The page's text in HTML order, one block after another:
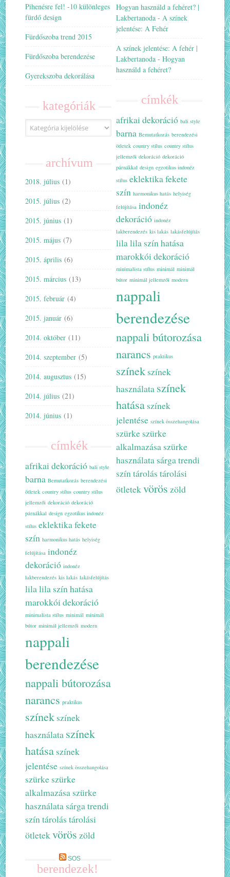
Pihenésre fel! -10 különleges
fürdő design
Fürdőszoba trend 2015
Fürdőszoba berendezése
Gyerekszoba dekorálása
kategóriák
Kategóriák
archívum
2018. július (1)
2015. július (2)
2015. június (1)
2015. május (7)
2015. április (6)
2015. március (13)
2015. február (4)
2015. január (6)
2014. október (11)
2014. szeptember (5)
2014. augusztus (15)
2014. július (21)
2014. június (1)
címkék
afrikai dekoráció bali style
barna Bemutatkozás berendezési
ötletek country stílus country stílus
jellemzői dekoráció dekoráció
párnákkal design egzotikus indonéz
stílus eklektikafekete
szín harmonikus hatás helyiség
felújítása indonéz
dekoráció indonéz
lakberendezés kis lakás lakásfelújítás
lilalila szín hatása
marokkói dekoráció
minimalista stílus minimál minimál
bútor minimál jellemzői modern
nappali
berendezése
nappali bútorozása
narancs praktikus
színek színek
használata színek
hatása színek
jelentése színek összehangolása
szürke szürke
alkalmazása szürke
használata sárgatrendi
színtárolás tárolási
ötletekvörös zöld
SOS
berendezek!
Hogyan használd a fehéret? |
Lakbertanoda -A színek
jelentése: A Fehér
A színek jelentése: A fehér |
Lakbertanoda -Hogyan
használd a fehéret?
címkék
afrikai dekoráció bali style
barna Bemutatkozás berendezési
ötletek country stílus country stílus
jellemzői dekoráció dekoráció
párnákkal design egzotikus indonéz
stílus eklektikafekete
szín harmonikus hatás helyiség
felújítása indonéz
dekoráció indonéz
lakberendezés kis lakás lakásfelújítás
lilalila szín hatása
marokkói dekoráció
minimalista stílus minimál minimál
bútor minimál jellemzői modern
nappali
berendezése
nappali bútorozása
narancs praktikus
színek színek
használata színek
hatása színek
jelentése színek összehangolása
szürke szürke
alkalmazása szürke
használata sárgatrendi
színtárolás tárolási
ötletekvörös zöld